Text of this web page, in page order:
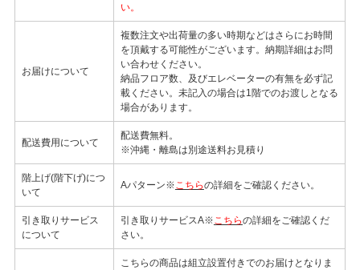
い。
お届けについて
複数注文や出荷量の多い時期などはさらにお時間
を頂戴する可能性がございます。納期詳細はお問
い合わせください。
納品フロア数、及びエレベーターの有無を必ず記
載ください。未記入の場合は1階でのお渡しとなる
場合があります。
配送費用について
配送費無料。
※沖縄・離島は別途送料お見積り
階上げ(階下げ)につ
いて
Aパターン※こちらの詳細をご確認ください。
引き取りサービス
について
引き取りサービスA※こちらの詳細をご確認くだ
さい。
こちらの商品は組立設置付きでのお届けとなりま